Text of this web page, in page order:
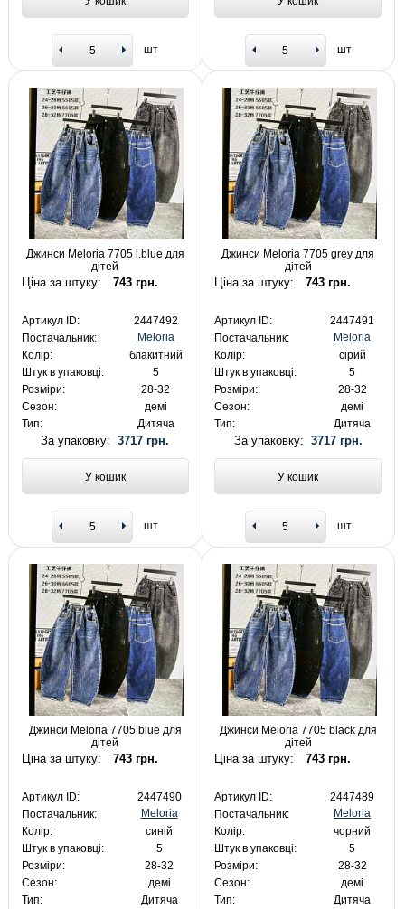
шт шт
Джинси Meloria 7705 l.blue для
дітей
Ціна за штуку: 743 грн.
Артикул ID:
2447492
Постачальник:
Meloria
Колір:
блакитний
Штук в упаковці:
5
Розміри:
28-32
Сезон:
демі
Тип:
Дитяча
За упаковку:3717 грн.
У кошик
шт
Джинси Meloria 7705 grey для
дітей
Ціна за штуку: 743 грн.
Артикул ID:
2447491
Постачальник:
Meloria
Колір:
сірий
Штук в упаковці:
5
Розміри:
28-32
Сезон:
демі
Тип:
Дитяча
За упаковку: 3717 грн.
У кошик
шт
Джинси Meloria 7705 blue для
дітей
Ціна за штуку: 743 грн.
Артикул ID:
2447490
Постачальник:
Meloria
Колір:
синій
Штук в упаковці:
5
Розміри:
28-32
Сезон:
демі
Тип:
Дитяча
Джинси Meloria 7705 black для
дітей
Ціна за штуку: 743 грн.
Артикул ID:
2447489
Постачальник:
Meloria
Колір:
чорний
Штук в упаковці:
5
Розміри:
28-32
Сезон:
демі
Тип:
Дитяча